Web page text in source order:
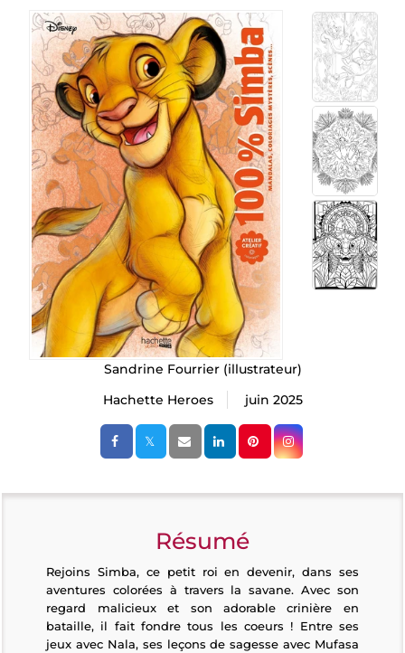
Sandrine Fourrier(illustrateur)
Hachette Heroes
juin 2025
Résumé
Rejoins Simba, ce petit roi en devenir, dans ses
aventures colorées à travers la savane. Avec son
regard malicieux et son adorable crinière en
bataille, il fait fondre tous les coeurs ! Entre ses
jeux avec Nala, ses leçons de sagesse avec Mufasa